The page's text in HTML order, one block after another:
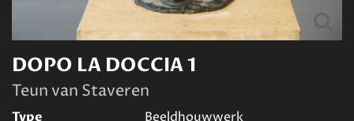
DOPO LA DOCCIA 1
Teun van Staveren
Type
Beeldhouwwerk